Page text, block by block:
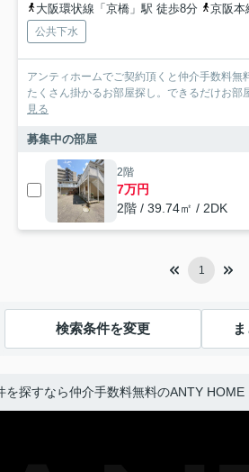
大阪環状線「京橋」駅 徒歩8分
京阪本
公共下水
アンティホームでご契約頂くと仲介手数料
たくさん掛かるお部屋探し。できるだけお部
見る
募集中の部屋
2階
7万円
2階 / 39.74㎡ / 2DK
1
検索条件を変更
を探すなら仲介手数料無料のANTY HOME